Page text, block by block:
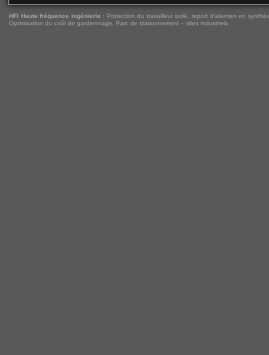
HFI Haute fréquence ingénierie : Protection du travailleur isolé ,report d'alarmes en
Optimisation du coût de gardiennage
Parc de stationnement – sites industriels